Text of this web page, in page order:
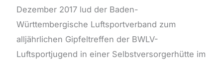
Dezember 2017 lud der Baden-
Württembergische Luftsportverband zum
alljährlichen Gipfeltreffen der BWLV-
Luftsportjugend in einer Selbstversorgerhütte im